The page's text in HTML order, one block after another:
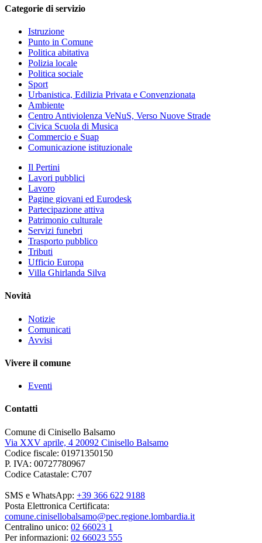
Categorie di servizio
Istruzione
Punto in Comune
Politica abitativa
Polizia locale
Politica sociale
Sport
Urbanistica, Edilizia Privata e Convenzionata
Ambiente
Centro Antiviolenza VeNuS, Verso Nuove Strade
Civica Scuola di Musica
Commercio e Suap
Comunicazione istituzionale
Il Pertini
Lavori pubblici
Lavoro
Pagine giovani ed Eurodesk
Partecipazione attiva
Patrimonio culturale
Servizi funebri
Trasporto pubblico
Tributi
Ufficio Europa
Villa Ghirlanda Silva
Novità
Notizie
Comunicati
Avvisi
Vivere il comune
Eventi
Contatti
Comune di Cinisello Balsamo
Via XXV aprile, 4 20092 Cinisello Balsamo
Codice fiscale: 01971350150
P. IVA: 00727780967
Codice Catastale: C707
SMS e WhatsApp: +39 366 622 9188
Posta Elettronica Certificata:
comune.cinisellobalsamo@pec.regione.lombardia.it
Centralino unico: 02 66023 1
Per informazioni: 02 66023 555